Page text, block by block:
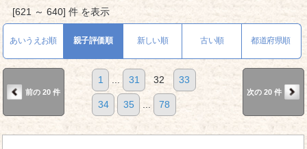
[621 ～ 640] 件 を表示
あいうえお順 親子評価順 新しい順 古い順 都道府県順
前の 20 件
1 ... 31 32 33
34 35 ... 78
次の 20 件